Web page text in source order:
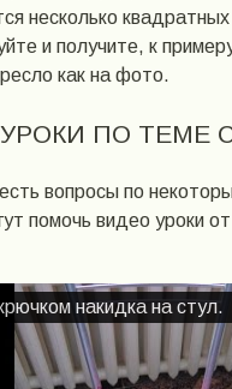
несколько
и получите, к
как на фото.
ПО ТЕМЕ
вопросы по
помочь видео уроки
накидка на стул.